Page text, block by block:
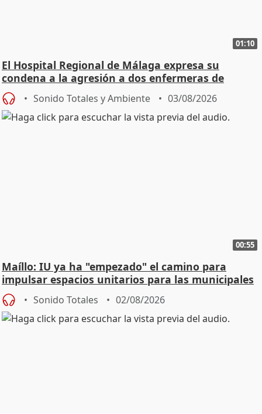
01:10
El Hospital Regional de Málaga expresa su
condena a la agresión a dos enfermeras de
Urgencias
Sonido Totales y Ambiente 03/08/2026
00:55
Maíllo: IU ya ha "empezado" el camino para
impulsar espacios unitarios para las municipales
Sonido Totales 02/08/2026